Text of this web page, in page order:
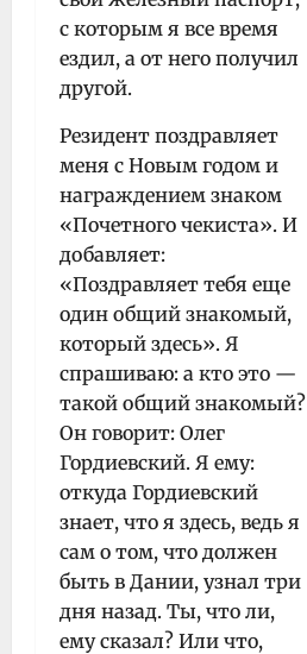
с которым я все время
ездил, а от него получил
другой.
Резидент поздравляет
меня с Новым годом и
награждением знаком
«Почетного чекиста». И
добавляет:
«Поздравляет тебя еще
один общий знакомый,
который здесь». Я
спрашиваю: а кто это —
такой общий знакомый?
Он говорит: Олег
Гордиевский. Я ему:
откуда Гордиевский
знает, что я здесь, ведь я
сам о том, что должен
быть в Дании, узнал три
дня назад. Ты, что ли,
ему сказал? Или что,